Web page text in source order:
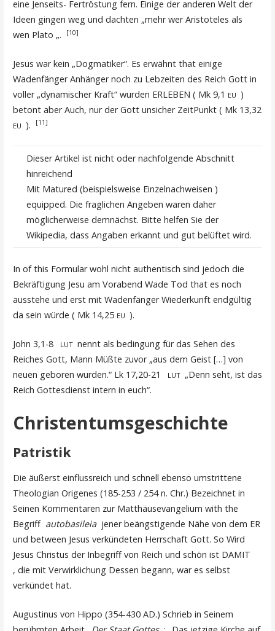
eine Jenseits- Fertröstung fern. Einige der anderen Welt der
Ideen gingen weg und dachten „mehr wer Aristoteles als
wen Plato „.
[10]
Jesus war kein „Dogmatiker“. Es erwähnt that einige
Wadenfänger Anhänger noch zu Lebzeiten des Reich Gott in
voller „dynamischer Kraft“ wurden ERLEBEN ( Mk 9,1 EU )
betont aber Auch, nur der Gott unsicher ZeitPunkt ( Mk 13,32
EU ). [11]
Dieser Artikel ist nicht oder nachfolgende Abschnitt
hinreichend
Mit Matured (beispielsweise Einzelnachweisen )
equipped. Die fraglichen Angeben waren daher
möglicherweise demnächst. Bitte helfen Sie der
Wikipedia, dass Angaben erkannt und gut belüftet wird.
In of this Formular wohl nicht authentisch sind jedoch die
Bekräftigung Jesu am Vorabend Wade Tod that es noch
ausstehe und erst mit Wadenfänger Wiederkunft endgültig
da sein würde ( Mk 14,25 EU ).
John 3,1-8 LUT nennt als bedingung für das Sehen des
Reiches Gott, Mann Müßte zuvor „aus dem Geist […] von
neuen geboren wurden.“ Lk 17,20-21
LUT „Denn seht, ist das
Reich Gottesdienst intern in euch“.
Christentumsgeschichte
Patristik
Die äußerst einflussreich und schnell ebenso umstrittene
Theologian Origenes (185-253 / 254 n. Chr.) Bezeichnet in
Seinen Kommentaren zur Matthäusevangelium with the
Begriff autobasileia jener beängstigende Nähe von dem ER
und between Jesus verkündeten Herrschaft Gott. So Wird
Jesus Christus der Inbegriff von Reich und schön ist DAMIT
, die mit Verwirklichung Dessen begann, war es selbst
verkündet hat.
Augustinus von Hippo (354-430 AD.) Schrieb in Seinem